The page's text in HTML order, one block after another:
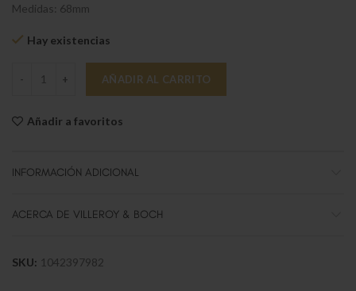
Medidas: 68mm
Hay existencias
Manufacture Rock Vaso S cantidad
AÑADIR AL CARRITO
Añadir a favoritos
INFORMACIÓN ADICIONAL
ACERCA DE VILLEROY & BOCH
SKU: 1042397982